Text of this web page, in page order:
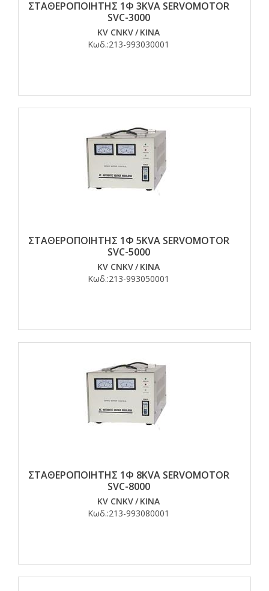
ΣΤΑΘΕΡΟΠΟΙΗΤΗΣ 1Φ 3KVA SERVOMOTOR
SVC-3000
KV CNKV/ ΚΙΝΑ
Κωδ.:213-993030001
ΣΤΑΘΕΡΟΠΟΙΗΤΗΣ 1Φ 5KVA SERVOMOTOR
SVC-5000
KV CNKV/ ΚΙΝΑ
Κωδ.:213-993050001
ΣΤΑΘΕΡΟΠΟΙΗΤΗΣ 1Φ 8KVA SERVOMOTOR
SVC-8000
KV CNKV/ ΚΙΝΑ
Κωδ.:213-993080001